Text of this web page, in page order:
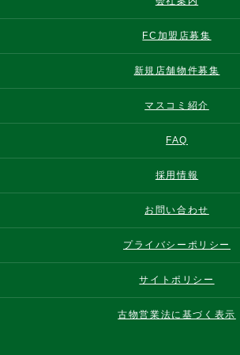
FC加盟店募集
新規店舗物件募集
マスコミ紹介
FAQ
採用情報
お問い合わせ
プライバシーポリシー
サイトポリシー
古物営業法に基づく表示